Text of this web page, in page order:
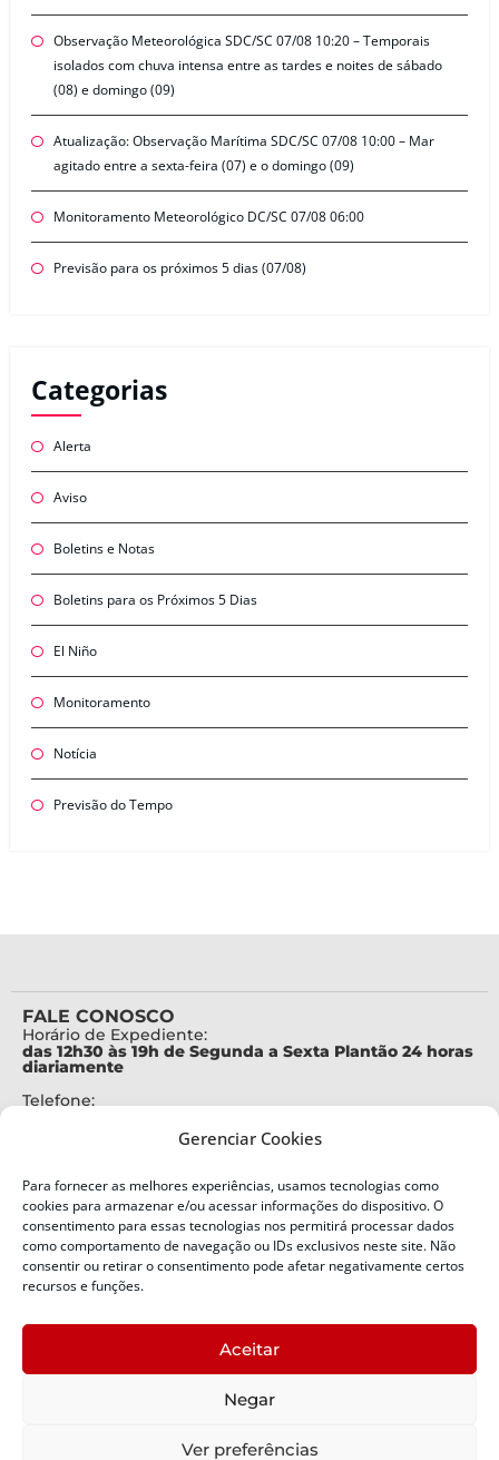
Gerenciar Cookies
Para fornecer as melhores experiências, usamos tecnologias como
cookies para armazenar e/ou acessar informações do dispositivo. O
consentimento para essas tecnologias nos permitirá processar dados
como comportamento de navegação ou IDs exclusivos neste site. Não
consentir ou retirar o consentimento pode afetar negativamente certos
recursos e funções.
Aceitar
Negar
Ver preferências
Observação Meteorológica SDC/SC 07/08 10:20 – Temporais
isolados com chuva intensa entre as tardes e noites de sábado
(08) e domingo (09)
Atualização: Observação Marítima SDC/SC 07/08 10:00 – Mar
agitado entre a sexta-feira (07) e o domingo (09)
Monitoramento Meteorológico DC/SC 07/08 06:00
Previsão para os próximos 5 dias (07/08)
Categorias
Alerta
Aviso
Boletins e Notas
Boletins para os Próximos 5 Dias
El Niño
Monitoramento
Notícia
Previsão do Tempo
FALE CONOSCO
Horário de Expediente:
das 12h30 às 19h de Segunda a Sexta Plantão 24 horas
diariamente
Telefone:
Alertas Defesa Civil:
SMS 40199
ENDEREÇO
Defesa Civil do Estado de Santa Catarina
Bairro:
Capoeiras, Florianópolis, SC
Política de Privacidade